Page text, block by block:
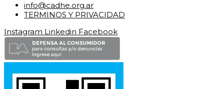
info@cadhe.org.ar
TERMINOS Y PRIVACIDAD
Instagram Linkedin Facebook